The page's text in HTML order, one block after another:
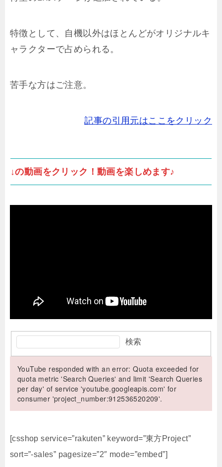
特徴として、自機以外はほとんどがオリジナルキ
ャラクターで占められる。
苦手な方はご注意。
記事の引用元はここをクリック
↓の動画をクリック！動画を楽しめます♪
検索
YouTube responded with an error: Quota exceeded for
quota metric 'Search Queries' and limit 'Search Queries
per day' of service 'youtube.googleapis.com' for
consumer 'project_number:912536520209'.
[csshop service=”rakuten” keyword=”東方Project”
sort=”-sales” pagesize=”2″ mode=”embed”]